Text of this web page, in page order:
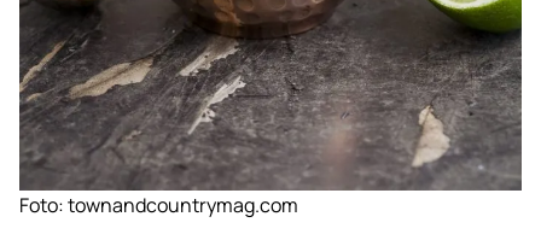
Foto:townandcountrymag.com